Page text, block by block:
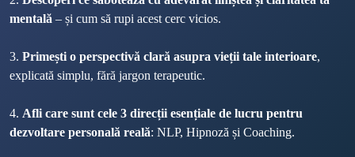
mentală – și cum să rupi acest cerc vicios.
3. Primești o perspectivă clară asupra vieții tale interioare,
explicată simplu, fără jargon terapeutic.
4. Afli care sunt cele 3 direcții esențiale de lucru pentru
dezvoltare personală reală: NLP, Hipnoză și Coaching.